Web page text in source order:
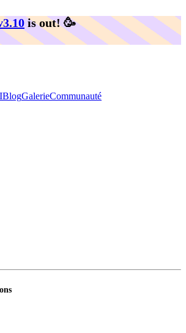
is out! 🥳️
BlogGalerieCommunauté